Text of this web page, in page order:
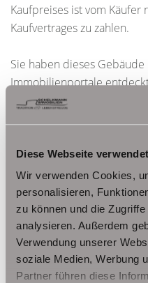
Diese Webseite
Wir verwenden Cookies,
personalisieren,
zu können und die
analysieren. Außerdem
Verwendung unserer
soziale Medien, Werbung
Partner führen diese
Kaufpreises ist vom Käufer
Kaufvertrages zu zahlen.
Sie haben dieses
Immobilienportale
zum Objekt finden Sie auf
Frau Beate Schelkmann
Telefon: 004936124036202
Telefax: 004936124026179
Mobil: 00491714769991
info@schelkmann.de